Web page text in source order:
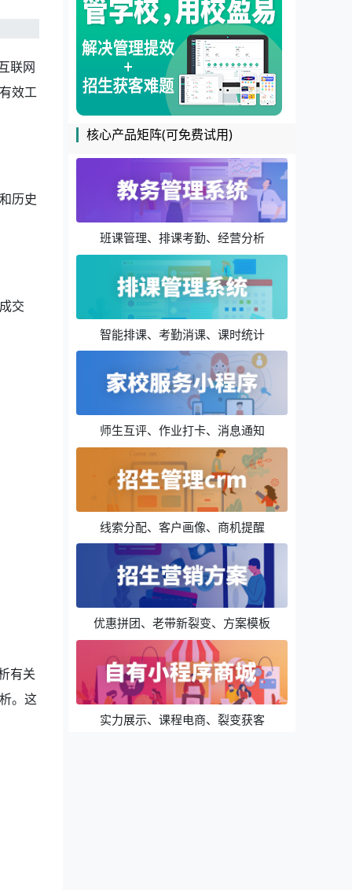
联网
效工
历史
交
有关
。这
核心产品矩阵(可免费试用)
班课管理、排课考勤、经营分析
智能排课、考勤消课、课时统计
师生互评、作业打卡、消息通知
线索分配、客户画像、商机提醒
优惠拼团、老带新裂变、方案模板
实力展示、课程电商、裂变获客